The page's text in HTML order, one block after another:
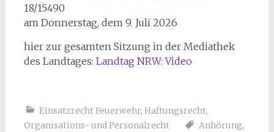
18/15490
am Donnerstag, dem 9. Juli 2026
hier zur gesamten Sitzung in der Mediathek
des Landtages: Landtag NRW: Video
Einsatzrecht Feuerwehr, Haftungsrecht,
Organisations- und Personalrecht
Anhörung,